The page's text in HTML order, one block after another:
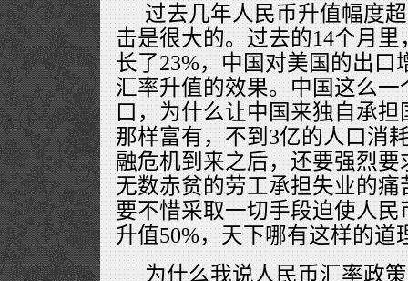
过去几年人民币升值幅度
击是很大的。过去的14个月
长了23%，中国对美国的出口
汇率升值的效果。中国这么
口，为什么让中国来独自承
那样富有，不到3亿的人口消
融危机到来之后，还要强烈
无数赤贫的劳工承担失业的
要不惜采取一切手段迫使人
升值50%，天下哪有这样的道
为什么我说人民币汇率政